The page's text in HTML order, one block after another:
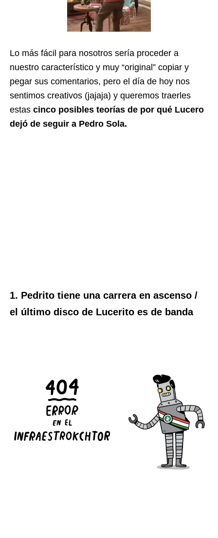
Lo más fácil para nosotros sería proceder a
nuestro característico y muy “original” copiar y
pegar sus comentarios, pero el día de hoy nos
sentimos creativos (jajaja) y queremos traerles
estas cinco posibles teorías de por qué Lucero
dejó de seguir a Pedro Sola.
1. Pedrito tiene una carrera en ascenso /
el último disco de Lucerito es de banda